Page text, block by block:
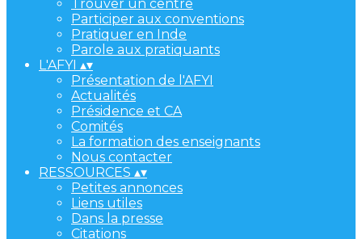
Trouver un centre
Participer aux conventions
Pratiquer en Inde
Parole aux pratiquants
L'AFYI ▴▾
Présentation de l'AFYI
Actualités
Présidence et CA
Comités
La formation des enseignants
Nous contacter
RESSOURCES ▴▾
Petites annonces
Liens utiles
Dans la presse
Citations